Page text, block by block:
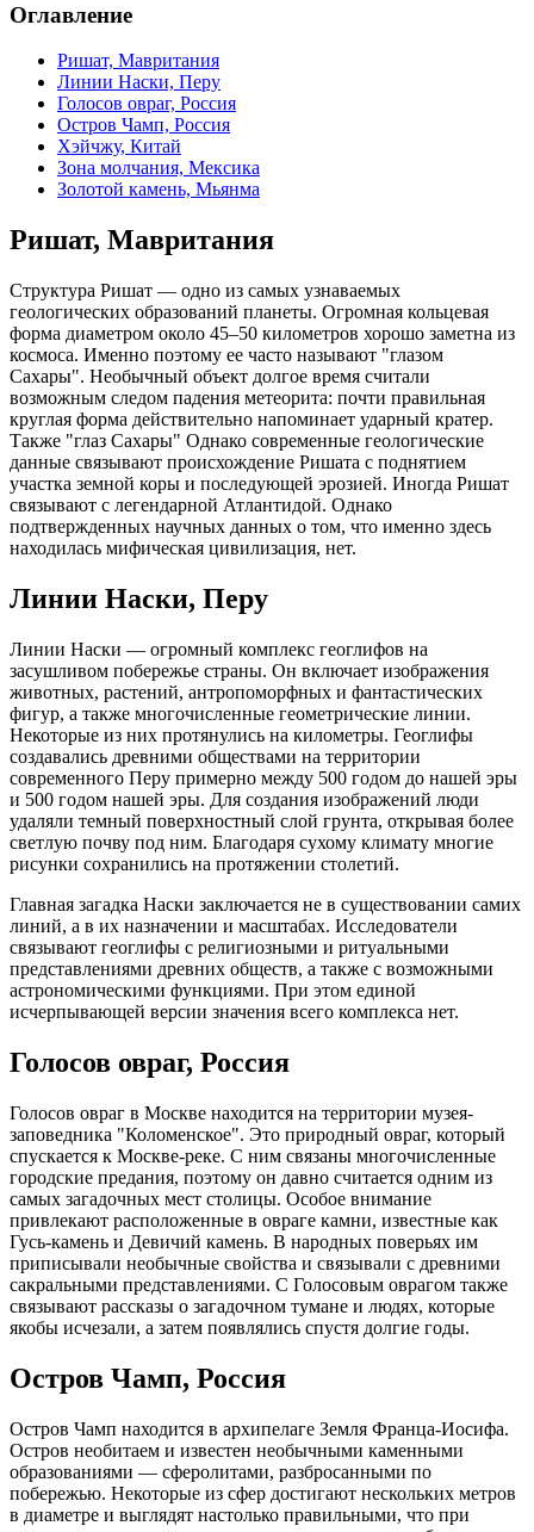
Оглавление
Ришат, Мавритания
Линии Наски, Перу
Голосов овраг, Россия
Остров Чамп, Россия
Хэйчжу, Китай
Зона молчания, Мексика
Золотой камень, Мьянма
Ришат, Мавритания
Структура Ришат — одно из самых узнаваемых
геологических образований планеты. Огромная кольцевая
форма диаметром около 45–50 километров хорошо заметна из
космоса. Именно поэтому ее часто называют "глазом
Сахары". Необычный объект долгое время считали
возможным следом падения метеорита: почти правильная
круглая форма действительно напоминает ударный кратер.
Также "глаз Сахары" Однако современные геологические
данные связывают происхождение Ришата с поднятием
участка земной коры и последующей эрозией. Иногда Ришат
связывают с легендарной Атлантидой. Однако
подтвержденных научных данных о том, что именно здесь
находилась мифическая цивилизация, нет.
Линии Наски, Перу
Линии Наски — огромный комплекс геоглифов на
засушливом побережье страны. Он включает изображения
животных, растений, антропоморфных и фантастических
фигур, а также многочисленные геометрические линии.
Некоторые из них протянулись на километры. Геоглифы
создавались древними обществами на территории
современного Перу примерно между 500 годом до нашей эры
и 500 годом нашей эры. Для создания изображений люди
удаляли темный поверхностный слой грунта, открывая более
светлую почву под ним. Благодаря сухому климату многие
рисунки сохранились на протяжении столетий.
Главная загадка Наски заключается не в существовании самих
линий, а в их назначении и масштабах. Исследователи
связывают геоглифы с религиозными и ритуальными
представлениями древних обществ, а также с возможными
астрономическими функциями. При этом единой
исчерпывающей версии значения всего комплекса нет.
Голосов овраг, Россия
Голосов овраг в Москве находится на территории музея-
заповедника "Коломенское". Это природный овраг, который
спускается к Москве-реке. С ним связаны многочисленные
городские предания, поэтому он давно считается одним из
самых загадочных мест столицы. Особое внимание
привлекают расположенные в овраге камни, известные как
Гусь-камень и Девичий камень. В народных поверьях им
приписывали необычные свойства и связывали с древними
сакральными представлениями. С Голосовым оврагом также
связывают рассказы о загадочном тумане и людях, которые
якобы исчезали, а затем появлялись спустя долгие годы.
Остров Чамп, Россия
Остров Чамп находится в архипелаге Земля Франца-Иосифа.
Остров необитаем и известен необычными каменными
образованиями — сферолитами, разбросанными по
побережью. Некоторые из сфер достигают нескольких метров
в диаметре и выглядят настолько правильными, что при